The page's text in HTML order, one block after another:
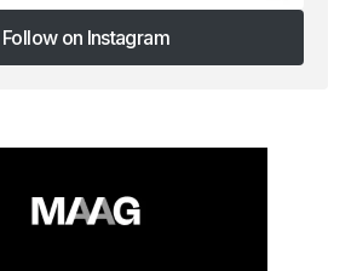
Follow on Instagram
Follow on Instagram